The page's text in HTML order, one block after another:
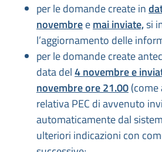
per le domande create in
novembreemai inviate,si
l’aggiornamento delle
per le domande create
data del4 novembre e
novembre ore 21.00
relativa PEC di avvenuto
automaticamente dal
ulteriori indicazioni con